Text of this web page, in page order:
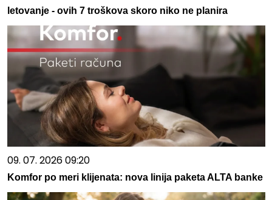
letovanje - ovih 7 troškova skoro niko ne planira
09. 07. 2026 09:20
Komfor po meri klijenata: nova linija paketa ALTA banke